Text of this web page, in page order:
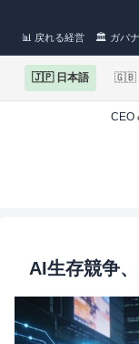
📊 戻れる経営 🏛 ガバ
🇯🇵 日本語 🇬🇧
CEO
AI生存競争